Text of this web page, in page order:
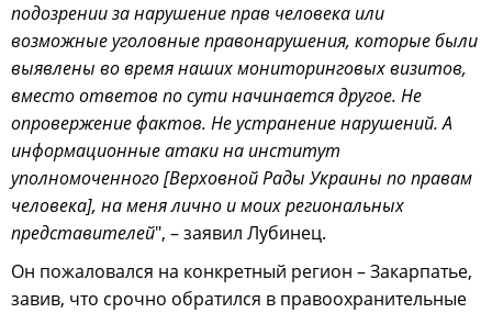
подозрении за нарушение прав человека или
возможные уголовные правонарушения, которые были
выявлены во время наших мониторинговых визитов,
вместо ответов по сути начинается другое. Не
опровержение фактов. Не устранение нарушений. А
информационные атаки на институт
уполномоченного [Верховной Рады Украины по правам
человека], на меня лично и моих региональных
представителей", – заявил Лубинец.
Он пожаловался на конкретный регион – Закарпатье,
завив, что срочно обратился в правоохранительные